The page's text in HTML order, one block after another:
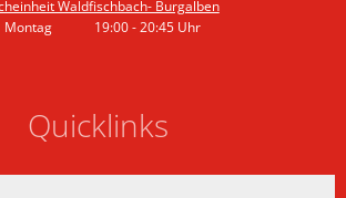
Waldfischbach- Burgalben
Montag
19:00-20:45 Uhr
Quicklinks